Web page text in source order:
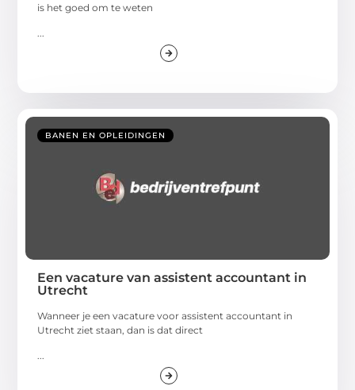
is het goed om te weten
...
BANEN EN OPLEIDINGEN
Een vacature van assistent accountant in
Utrecht
Wanneer je een vacature voor assistent accountant in
Utrecht ziet staan, dan is dat direct
...